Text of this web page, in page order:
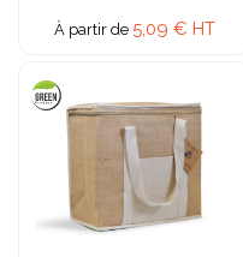
À partir de 5,09 € HT